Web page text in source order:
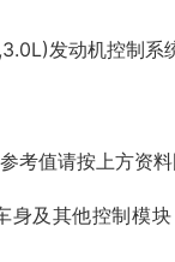
发动机控制
考值请按上方资料
及其他控制模